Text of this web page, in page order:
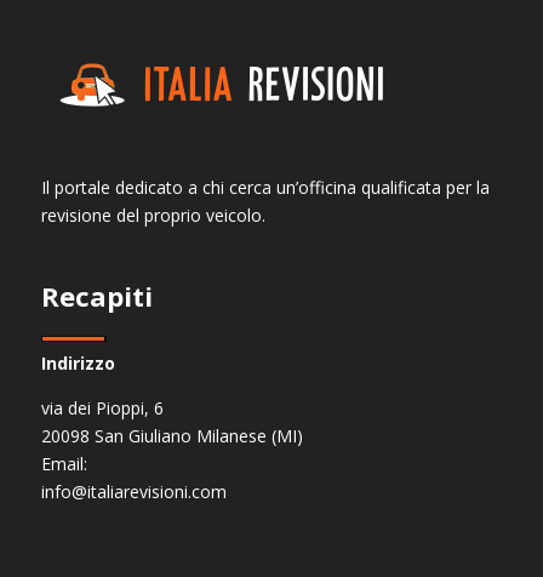
Il portale dedicato a chi cerca un’officina qualificata per la
revisione del proprio veicolo.
Recapiti
Indirizzo
via dei Pioppi, 6
20098 San Giuliano Milanese (MI)
Email:
info@italiarevisioni.com